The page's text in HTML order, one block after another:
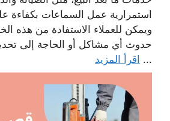
استمرارية عمل السماعات بكفاءة
ويمكن للعملاء الاستفادة من هذه
حدوث أي مشاكل أو الحاجة إلى
... اقرأ المزيد